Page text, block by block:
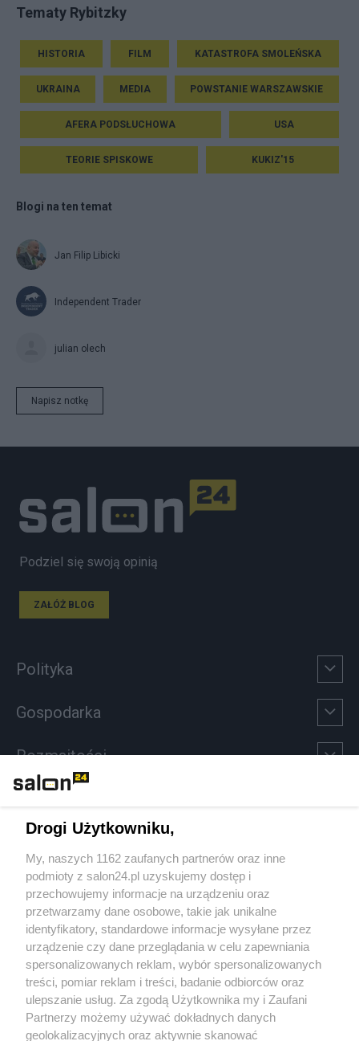
Tematy Rybitzky
HISTORIA FILM KATASTROFA SMOLEŃSKA
UKRAINA MEDIA POWSTANIE WARSZAWSKIE
AFERA PODSŁUCHOWA USA
TEORIE SPISKOWE KUKIZ'15
Blogi na ten temat
Jan Filip Libicki
Independent Trader
julian olech
Napisz notkę
Podziel się swoją opinią
ZAŁÓŻ BLOG
Polityka
Gospodarka
Rozmaitości
Sport
Społeczeństwo
Kultura
X Facebook Instagram Youtube
Drogi Użytkowniku,
My, naszych 1162 zaufanych partnerów oraz inne
podmioty z salon24.pl uzyskujemy dostęp i
przechowujemy informacje na urządzeniu oraz
przetwarzamy dane osobowe, takie jak unikalne
identyfikatory, standardowe informacje wysyłane przez
urządzenie czy dane przeglądania w celu zapewniania
spersonalizowanych reklam, wybór spersonalizowanych
treści, pomiar reklam i treści, badanie odbiorców oraz
ulepszanie usług. Za zgodą Użytkownika my i Zaufani
Partnerzy możemy używać dokładnych danych
geolokalizacyjnych oraz aktywnie skanować